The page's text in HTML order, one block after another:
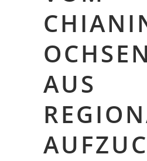
OCHSEN
AUS